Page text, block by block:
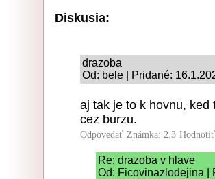
Diskusia:
drazoba
Od: bele | Pridané:
aj tak je to k hovnu, ked
cez burzu.
Odpovedať Známka: 2.3
Re: drazoba v hlave
Od: Ficovinazlodejina |